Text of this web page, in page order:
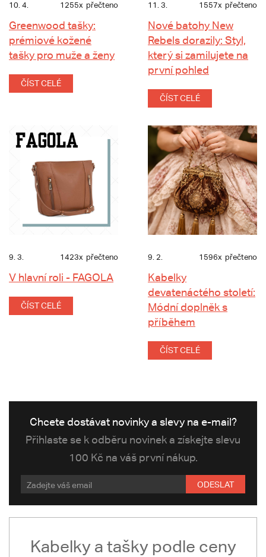
10. 4. 1255x přečteno
Greenwood tašky:
prémiové kožené
tašky pro muže a ženy
ČÍST CELÉ
11. 3. 1557x přečteno
Nové batohy New
Rebels dorazily: Styl,
který si zamilujete na
první pohled
ČÍST CELÉ
9. 3. 1423x přečteno
V hlavní roli - FAGOLA
ČÍST CELÉ
9. 2. 1596x přečteno
Kabelky
devatenáctého století:
Módní doplněk s
příběhem
ČÍST CELÉ
Chcete dostávat novinky a slevy na e-mail?
Přihlaste se k odběru novinek a získejte slevu
100 Kč na váš první nákup.
ODESLAT
Kabelky a tašky podle ceny